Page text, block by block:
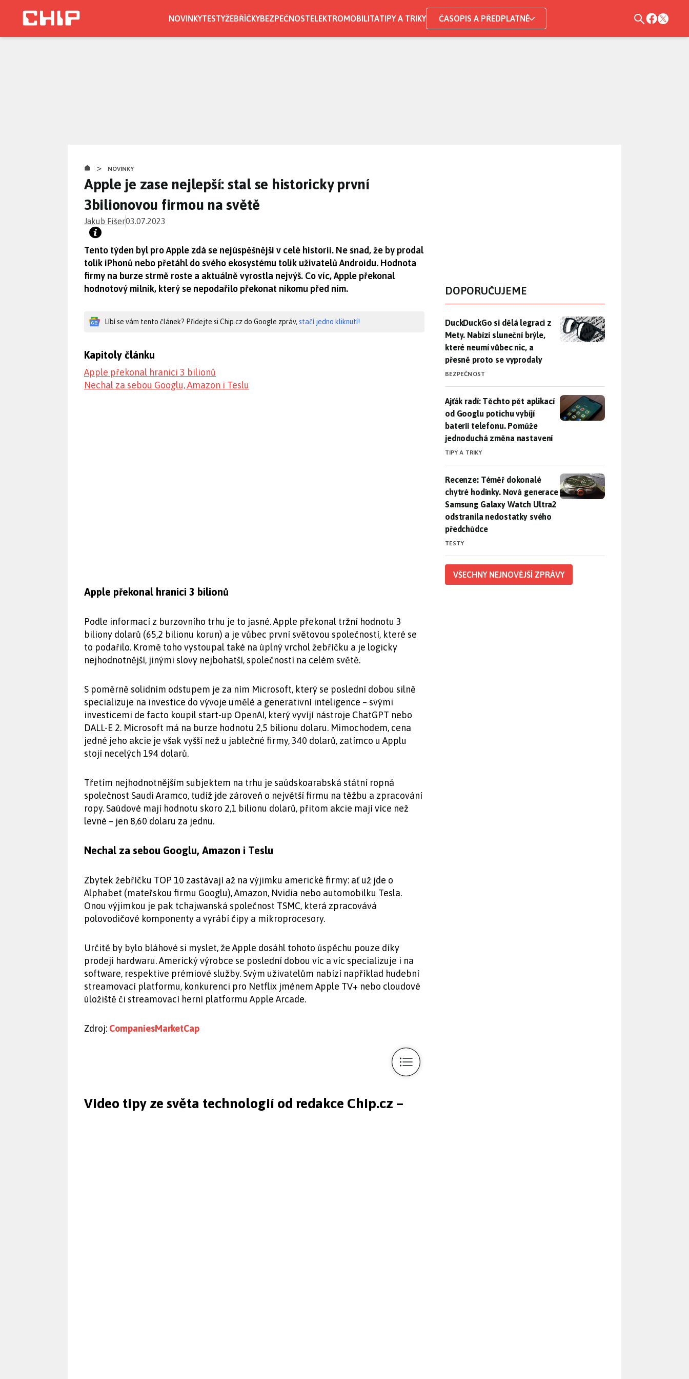
NOVINKYTESTYŽEBŘÍČKYBEZPEČNOSTELEKTROMOBILITATIPY A TRIKY ČASOPIS A PŘEDPLATNÉ
> NOVINKY
Apple je zase nejlepší: stal se historicky první
3bilionovou firmou na světě
Jakub Fišer03.07.2023
Tento týden byl pro Apple zdá se nejúspěšnější v celé historii. Ne snad, že by prodal
tolik iPhonů nebo přetáhl do svého ekosystému tolik uživatelů Androidu. Hodnota
firmy na burze strmě roste a aktuálně vyrostla nejvýš. Co víc, Apple překonal
hodnotový milník, který se nepodařilo překonat nikomu před ním.
Líbí se vám tento článek? Přidejte si Chip.cz do Google zpráv, stačí jedno kliknutí!
Kapitoly článku
Apple překonal hranici 3 bilionů
Nechal za sebou Googlu, Amazon i Teslu
Apple překonal hranici 3 bilionů
Podle informací z burzovního trhu je to jasné. Apple překonal tržní hodnotu 3
biliony dolarů (65,2 bilionu korun) a je vůbec první světovou společností, které se
to podařilo. Kromě toho vystoupal také na úplný vrchol žebříčku a je logicky
nejhodnotnější, jinými slovy nejbohatší, společností na celém světě.
S poměrně solidním odstupem je za ním Microsoft, který se poslední dobou silně
specializuje na investice do vývoje umělé a generativní inteligence – svými
investicemi de facto koupil start-up OpenAI, který vyvíjí nástroje ChatGPT nebo
DALL-E 2. Microsoft má na burze hodnotu 2,5 bilionu dolaru. Mimochodem, cena
jedné jeho akcie je však vyšší než u jablečné firmy, 340 dolarů, zatímco u Applu
stojí necelých 194 dolarů.
Třetím nejhodnotnějším subjektem na trhu je saúdskoarabská státní ropná
společnost Saudi Aramco, tudíž jde zároveň o největší firmu na těžbu a zpracování
ropy. Saúdové mají hodnotu skoro 2,1 bilionu dolarů, přitom akcie mají více než
levné – jen 8,60 dolaru za jednu.
Nechal za sebou Googlu, Amazon i Teslu
Zbytek žebříčku TOP 10 zastávají až na výjimku americké firmy: ať už jde o
Alphabet (mateřskou firmu Googlu), Amazon, Nvidia nebo automobilku Tesla.
Onou výjimkou je pak tchajwanská společnost TSMC, která zpracovává
polovodičové komponenty a vyrábí čipy a mikroprocesory.
Určitě by bylo bláhové si myslet, že Apple dosáhl tohoto úspěchu pouze díky
prodeji hardwaru. Americký výrobce se poslední dobou víc a víc specializuje i na
software, respektive prémiové služby. Svým uživatelům nabízí například hudební
streamovací platformu, konkurenci pro Netflix jménem Apple TV+ nebo cloudové
úložiště či streamovací herní platformu Apple Arcade.
Zdroj: CompaniesMarketCap
Video tipy ze světa technologií od redakce Chip.cz –
DOPORUČUJEME
DuckDuckGo si dělá legraci z Mety. Nabízí sluneční brýle, které
DuckDuckGo si dělá legraci z
Mety. Nabízí sluneční brýle,
které neumí vůbec nic, a
přesně proto se vyprodaly
BEZPEČNOST
Ajťák radí: Těchto pět aplikací od Googlu potichu vybíjí baterii
Ajťák radí: Těchto pět aplikací
od Googlu potichu vybíjí
baterii telefonu. Pomůže
jednoduchá změna nastavení
TIPY A TRIKY
Recenze: Téměř dokonalé chytré hodinky. Nová generace
Recenze: Téměř dokonalé
chytré hodinky. Nová generace
Samsung Galaxy Watch Ultra2
odstranila nedostatky svého
předchůdce
TESTY
VŠECHNY NEJNOVĚJŠÍ ZPRÁVY